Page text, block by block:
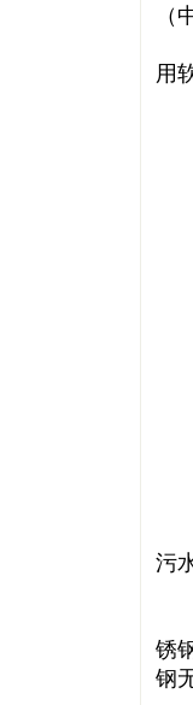
（
3
用
4
污
5
锈
钢